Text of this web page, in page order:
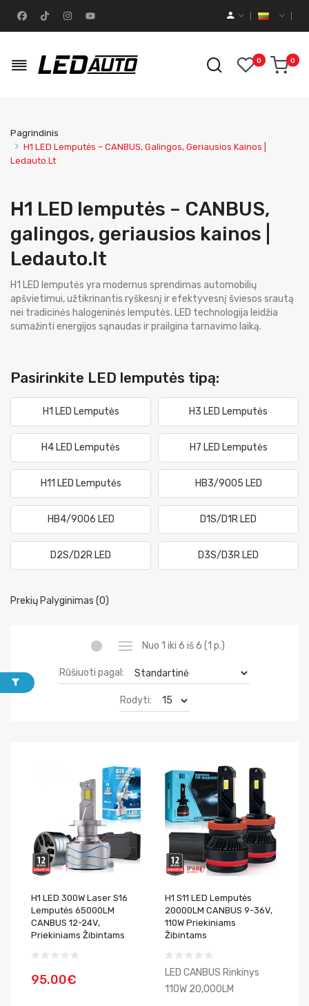
0 0
Pagrindinis
H1 LED Lemputės – CANBUS, Galingos, Geriausios Kainos |
Ledauto.lt
H1 LED lemputės – CANBUS,
galingos, geriausios kainos |
Ledauto.lt
H1 LED lemputės yra modernus sprendimas automobilių
apšvietimui, užtikrinantis ryškesnį ir efektyvesnį šviesos srautą
nei tradicinės halogeninės lemputės. LED technologija leidžia
sumažinti energijos sąnaudas ir prailgina tarnavimo laiką.
Pasirinkite LED lemputės tipą:
H1 LED Lemputės H3 LED Lemputės
H4 LED Lemputės H7 LED Lemputės
H11 LED Lemputės HB3/9005 LED
HB4/9006 LED D1S/D1R LED
D2S/D2R LED D3S/D3R LED
Prekių Palyginimas (0)
Nuo 1 iki 6 iš 6 (1 p.)
Rūšiuoti pagal:
Rodyti:
H1 LED 300W Laser S16
Lemputės 65000LM
CANBUS 12-24V,
Priekiniams Žibintams
95.00€
H1 S11 LED Lemputės
20000LM CANBUS 9-36V,
110W Priekiniams
Žibintams
LED CANBUS Rinkinys
110W 20,000LM